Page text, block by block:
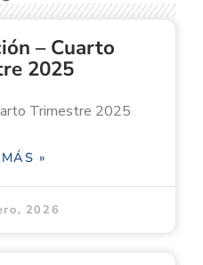
– Cuarto
2025
Trimestre 2025
»
2026